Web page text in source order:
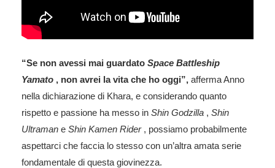
“Se non avessi mai guardato Space Battleship
Yamato , non avrei la vita che ho oggi”, afferma Anno
nella dichiarazione di Khara, e considerando quanto
rispetto e passione ha messo in Shin Godzilla , Shin
Ultraman e Shin Kamen Rider, possiamo probabilmente
aspettarci che faccia lo stesso con un’altra amata serie
fondamentale di questa giovinezza.